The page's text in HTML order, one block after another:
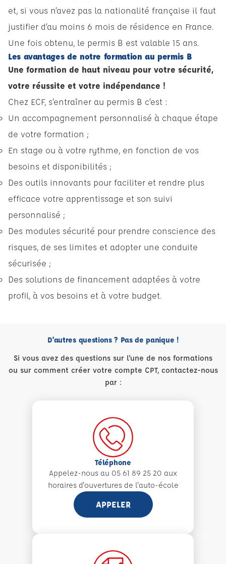
et, si vous n’avez pas la nationalité française il faut
justifier d’au moins 6 mois de résidence en France.
Une fois obtenu, le permis B est valable 15 ans.
Les avantages de notre formation au permis B
Une formation de haut niveau pour votre sécurité,
votre réussite et votre indépendance !
Chez ECF, s’entraîner au permis B c’est :
Un accompagnement personnalisé à chaque étape
de votre formation ;
En stage ou à votre rythme, en fonction de vos
besoins et disponibilités ;
Des outils innovants pour faciliter et rendre plus
efficace votre apprentissage et son suivi
personnalisé ;
Des modules sécurité pour prendre conscience des
risques, de ses limites et adopter une conduite
sécurisée ;
Des solutions de financement adaptées à votre
profil, à vos besoins et à votre budget.
D'autres questions ? Pas de panique !
Si vous avez des questions sur l'une de nos formations
ou sur comment créer votre compte CPT, contactez-nous
par :
Téléphone
Appelez-nous au 05 61 89 25 20 aux
horaires d'ouvertures de l'auto-école
APPELER